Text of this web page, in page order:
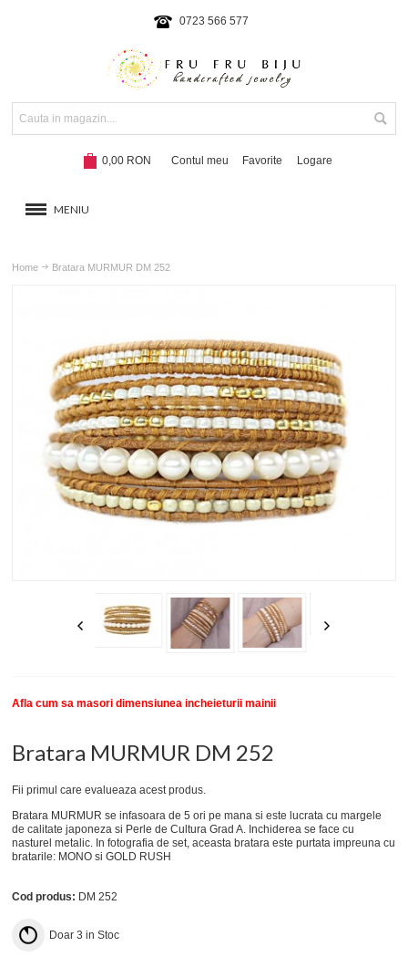
0723 566 577
0,00 RON Contul meu Favorite Logare
MENIU
BRATARI CU SNUR
NOUTATI 2024 Hot!
SETURI BRATARI New
COLECTII BRATARI
Home Bratara MURMUR DM 252
Afla cum sa masori dimensiunea incheieturii mainii
Bratara MURMUR DM 252
Fii primul care evalueaza acest produs.
Bratara MURMUR se infasoara de 5 ori pe mana si este lucrata cu margele
de calitate japoneza si Perle de Cultura Grad A. Inchiderea se face cu
nasturel metalic. In fotografia de set, aceasta bratara este purtata impreuna cu
bratarile: MONO siGOLD RUSH
Cod produs: DM 252
Doar3 in Stoc